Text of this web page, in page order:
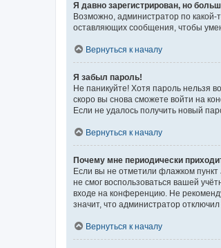
Я давно зарегистрирован, но
Возможно, администратор по какой-
оставляющих сообщения, чтобы
Вернуться к началу
Я забыл пароль!
Не паникуйте! Хотя пароль нельзя
скоро вы снова сможете войти на
Если не удалось получить новый
Вернуться к началу
Почему мне периодически
Если вы не отметили флажком пункт
не смог воспользоваться вашей
входе на конференцию. Не
значит, что администратор
Вернуться к началу